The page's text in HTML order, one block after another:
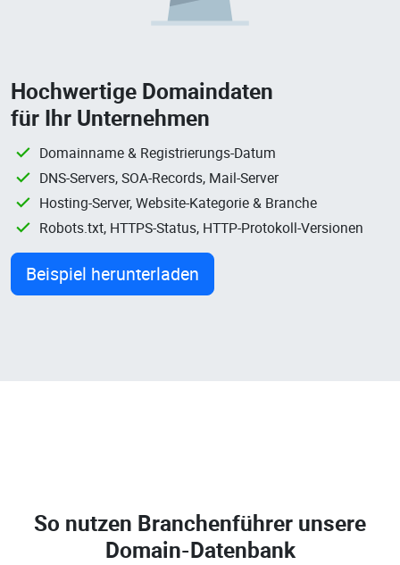
Hochwertige Domaindaten
für Ihr Unternehmen
Domainname & Registrierungs-Datum
DNS-Servers, SOA-Records, Mail-Server
Hosting-Server, Website-Kategorie & Branche
Robots.txt, HTTPS-Status, HTTP-Protokoll-Versionen
Beispiel herunterladen
So nutzen Branchenführer unsere
Domain-Datenbank